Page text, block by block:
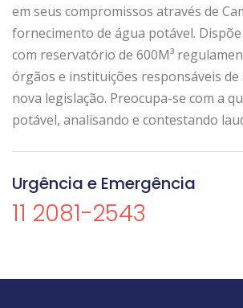
em seus compromissos através de
fornecimento de água potável.
com reservatório de 600M³
órgãos e instituições responsáveis de
nova legislação. Preocupa-se com a
potável, analisando e contestando
Urgência e Emergência
11 2081-2543